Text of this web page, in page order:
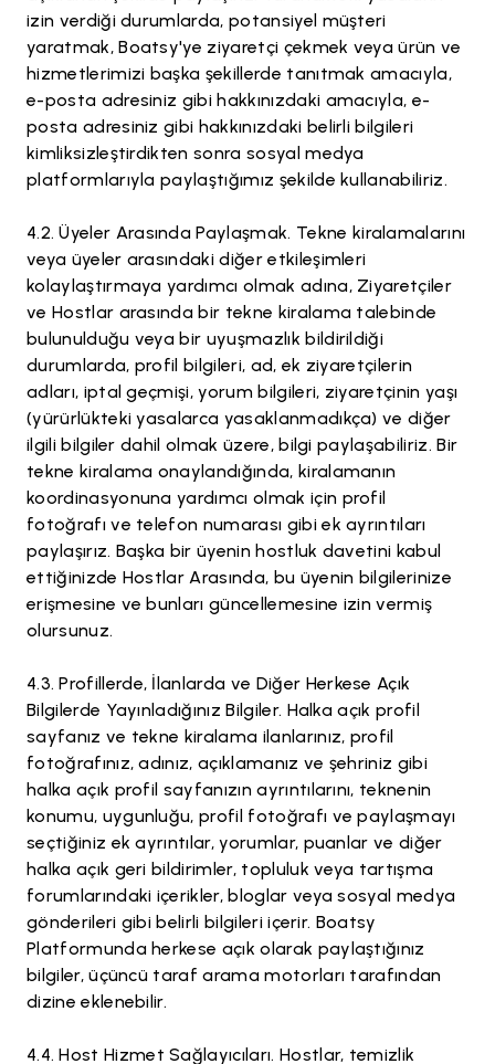
izin verdiği durumlarda, potansiyel müşteri
yaratmak, Boatsy'ye ziyaretçi çekmek veya ürün ve
hizmetlerimizi başka şekillerde tanıtmak amacıyla,
e-posta adresiniz gibi hakkınızdaki amacıyla, e-
posta adresiniz gibi hakkınızdaki belirli bilgileri
kimliksizleştirdikten sonra sosyal medya
platformlarıyla paylaştığımız şekilde kullanabiliriz.
Üyeler Arasında Paylaşmak. Tekne kiralamalarını
veya üyeler arasındaki diğer etkileşimleri
kolaylaştırmaya yardımcı olmak adına, Ziyaretçiler
ve Hostlar arasında bir tekne kiralama talebinde
bulunulduğu veya bir uyuşmazlık bildirildiği
durumlarda, profil bilgileri, ad, ek ziyaretçilerin
adları, iptal geçmişi, yorum bilgileri, ziyaretçinin yaşı
(yürürlükteki yasalarca yasaklanmadıkça) ve diğer
ilgili bilgiler dahil olmak üzere, bilgi paylaşabiliriz. Bir
tekne kiralama onaylandığında, kiralamanın
koordinasyonuna yardımcı olmak için profil
fotoğrafı ve telefon numarası gibi ek ayrıntıları
paylaşırız. Başka bir üyenin hostluk davetini kabul
ettiğinizde Hostlar Arasında, bu üyenin bilgilerinize
erişmesine ve bunları güncellemesine izin vermiş
olursunuz.
Profillerde, İlanlarda ve Diğer Herkese Açık
Bilgilerde Yayınladığınız Bilgiler. Halka açık profil
sayfanız ve tekne kiralama ilanlarınız, profil
fotoğrafınız, adınız, açıklamanız ve şehriniz gibi
halka açık profil sayfanızın ayrıntılarını, teknenin
konumu, uygunluğu, profil fotoğrafı ve paylaşmayı
seçtiğiniz ek ayrıntılar, yorumlar, puanlar ve diğer
halka açık geri bildirimler, topluluk veya tartışma
forumlarındaki içerikler, bloglar veya sosyal medya
gönderileri gibi belirli bilgileri içerir. Boatsy
Platformunda herkese açık olarak paylaştığınız
bilgiler, üçüncü taraf arama motorları tarafından
dizine eklenebilir.
Host Hizmet Sağlayıcıları. Hostlar, temizlik